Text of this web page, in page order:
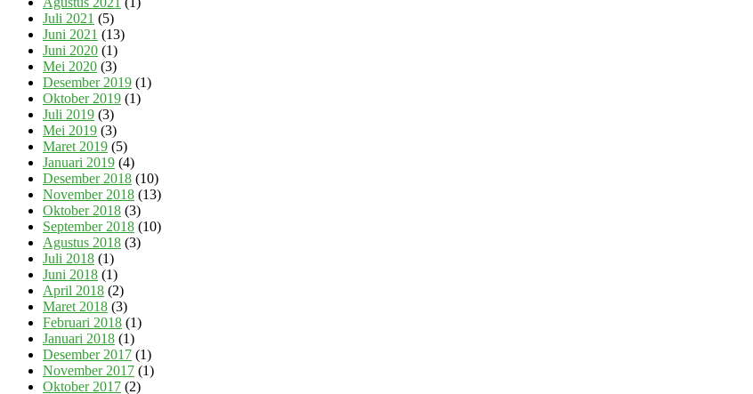
Juli 2021 (5)
Juni 2021 (13)
Juni 2020 (1)
Mei 2020 (3)
Desember 2019 (1)
Oktober 2019 (1)
Juli 2019 (3)
Mei 2019 (3)
Maret 2019 (5)
Januari 2019 (4)
Desember 2018 (10)
November 2018 (13)
Oktober 2018 (3)
September 2018 (10)
Agustus 2018 (3)
Juli 2018 (1)
Juni 2018 (1)
April 2018 (2)
Maret 2018 (3)
Februari 2018 (1)
Januari 2018 (1)
Desember 2017 (1)
November 2017 (1)
Oktober 2017 (2)